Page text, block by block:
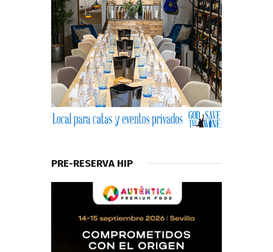
PRE-RESERVA HIP